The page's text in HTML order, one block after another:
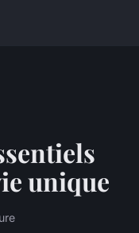
unique